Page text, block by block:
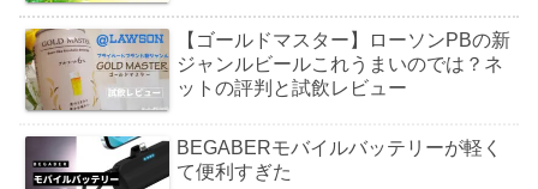
【ゴールドマスター】ローソンPBの新
ジャンルビールこれうまいのでは？ネ
ットの評判と試飲レビュー
BEGABERモバイルバッテリーが軽く
て便利すぎた